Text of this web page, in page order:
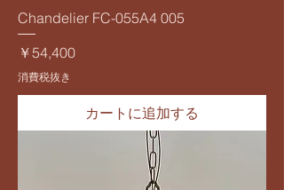
Chandelier FC-055A4 005
価格
￥54,400
消費税抜き
カートに追加する